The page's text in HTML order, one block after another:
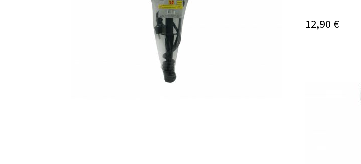
12,90 €